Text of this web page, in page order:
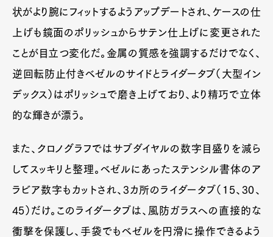
状がより腕にフィットするようアップデートされ、ケースの仕
上げも鏡面のポリッシュからサテン仕上げに変更された
ことが目立つ変化だ。金属の質感を強調するだけでなく、
逆回転防止付きベゼルのサイドとライダータブ（大型イン
デックス）はポリッシュで磨き上げており、より精巧で立体
的な輝きが漂う。
また、クロノグラフではサブダイヤルの数字目盛りを減ら
してスッキリと整理。ベゼルにあったステンシル書体のア
ラビア数字もカットされ、3カ所のライダータブ（15、30、
45）だけ。このライダータブは、風防ガラスへの直接的な
衝撃を保護し、手袋でもベゼルを円滑に操作できるよう